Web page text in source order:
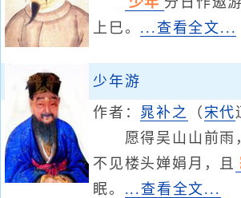
上巳。 ...查看全文...
少年游
作者： 晁补之 （ 宋代
愿得吴山山前雨
不见楼头婵娟月，且
眠。 ...查看全文...